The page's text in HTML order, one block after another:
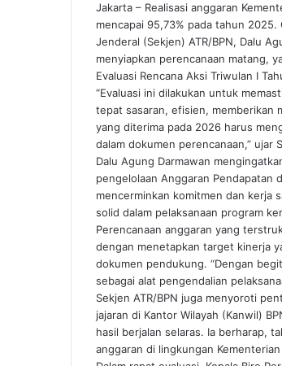
Jakarta – Realisasi anggaran
mencapai 95,73% pada tahun
Jenderal (Sekjen) ATR/BPN, Dalu
menyiapkan perencanaan matang,
Evaluasi Rencana Aksi Triwulan I
“Evaluasi ini dilakukan untuk
tepat sasaran, efisien, memberikan
yang diterima pada 2026 harus
dalam dokumen perencanaan,” ujar
Dalu Agung Darmawan
pengelolaan Anggaran Pendapatan
mencerminkan komitmen dan kerja
solid dalam pelaksanaan program
Perencanaan anggaran yang
dengan menetapkan target kinerja
dokumen pendukung. “Dengan
sebagai alat pengendalian
Sekjen ATR/BPN juga menyoroti
jajaran di Kantor Wilayah (Kanwil)
hasil berjalan selaras. Ia berharap,
anggaran di lingkungan Kementerian